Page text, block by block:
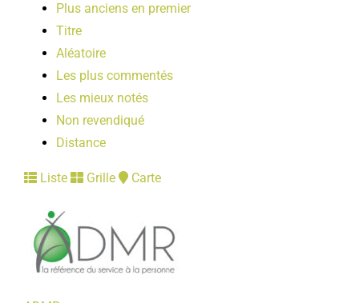
Plus anciens en premier
Titre
Aléatoire
Les plus commentés
Les mieux notés
Non revendiqué
Distance
Liste Grille Carte